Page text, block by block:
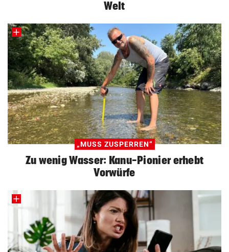
Welt
„MUSS ZUSPERREN“
Zu wenig Wasser: Kanu-Pionier erhebt
Vorwürfe